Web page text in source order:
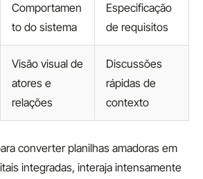
Comportamen
to do sistema
Especificação
de requisitos
Visão visual de
atores e
relações
Discussões
rápidas de
contexto
converter planilhas amadoras em
integradas, interaja intensamente